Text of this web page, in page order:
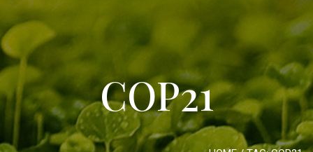
COP21